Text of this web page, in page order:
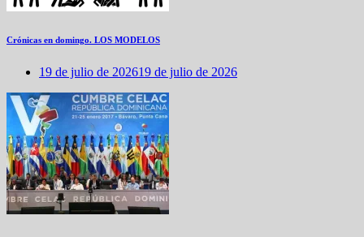
Crónicas en domingo. LOS MODELOS
19 de julio de 202619 de julio de 2026